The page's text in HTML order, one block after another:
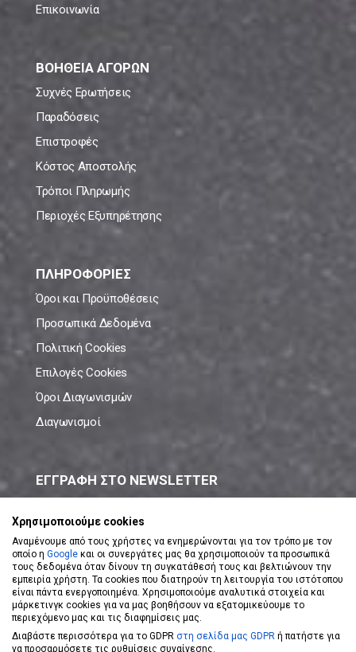
Επικοινωνία
ΒΟΗΘΕΙΑ ΑΓΟΡΩΝ
Συχνές Ερωτήσεις
Παραδόσεις
Επιστροφές
Κόστος Αποστολής
Τρόποι Πληρωμής
Περιοχές Εξυπηρέτησης
ΠΛΗΡΟΦΟΡΙΕΣ
Όροι και Προϋποθέσεις
Προσωπικά Δεδομένα
Πολιτική Cookies
Επιλογές Cookies
Όροι Διαγωνισμών
Διαγωνισμοί
ΕΓΓΡΑΦΗ ΣΤΟ NEWSLETTER
ΕΓΓΡΑΦΗ ΣΤΟ NEWSLETTER
Αποδέχομαι τουςΌρους Χρήσης
Χρησιμοποιούμε cookies
Αναμένουμε από τους χρήστες να ενημερώνονται για τον τρόπο με τον
οποίο η Google και οι συνεργάτες μας θα χρησιμοποιούν τα προσωπικά
τους δεδομένα όταν δίνουν τη συγκατάθεσή τους και βελτιώνουν την
εμπειρία χρήστη. Τα cookies που διατηρούν τη λειτουργία του ιστότοπου
είναι πάντα ενεργοποιημένα. Χρησιμοποιούμε αναλυτικά στοιχεία και
μάρκετινγκ cookies για να μας βοηθήσουν να εξατομικεύουμε το
περιεχόμενο μας και τις διαφημίσεις μας.
Διαβάστε περισσότερα για το GDPR στη σελίδα μας GDPR ή πατήστε για
να προσαρμόσετε τις ρυθμίσεις συναίνεσης.